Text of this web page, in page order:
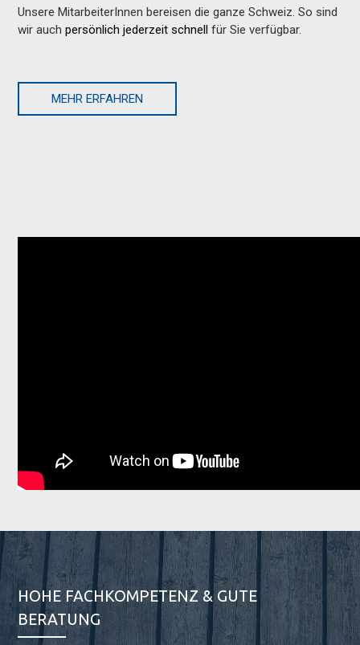
Unsere MitarbeiterInnen bereisen die ganze Schweiz. So sind
wir auchpersönlich jederzeit schnell für Sie verfügbar.
MEHR ERFAHREN
HOHE FACHKOMPETENZ & GUTE
BERATUNG